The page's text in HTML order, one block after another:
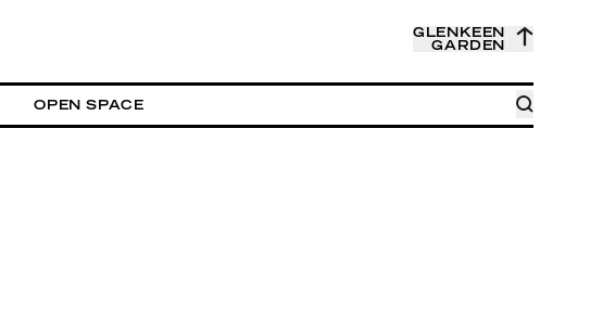
GLENKEEN
GARDEN
OPEN SPACE